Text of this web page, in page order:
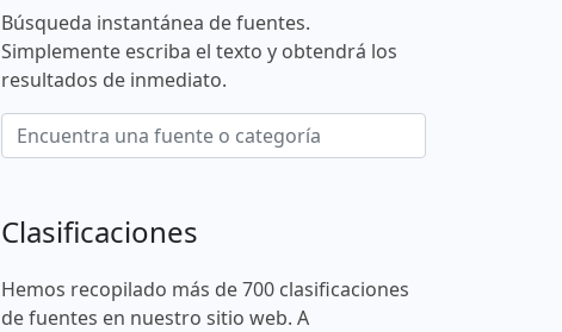
Búsqueda instantánea de fuentes.
Simplemente escriba el texto y obtendrá los
resultados de inmediato.
Clasificaciones
Hemos recopilado más de 700 clasificaciones
de fuentes en nuestro sitio web. A